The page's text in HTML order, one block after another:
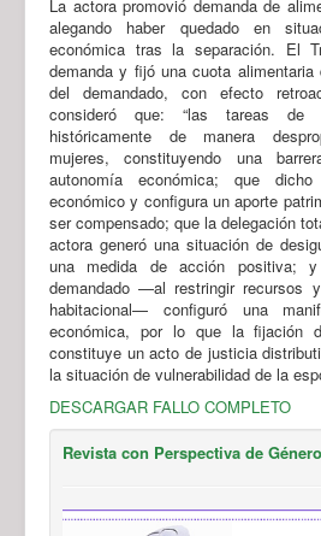
La actora promovió demanda de
alegando haber quedado en
económica tras la separación. El
demanda y fijó una cuota
del demandado, con efecto
consideró que: “las tareas de
históricamente de manera
mujeres, constituyendo una
autonomía económica; que
económico y configura un aporte
ser compensado; que la delegación
actora generó una situación de
una medida de acción positiva;
demandado —al restringir recursos
habitacional— configuró una
económica, por lo que la fijación
constituye un acto de justicia
la situación de vulnerabilidad de la
DESCARGAR FALLO COMPLETO
Revista con Perspectiva de Género